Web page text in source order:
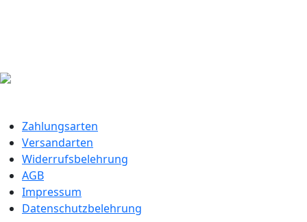
Zahlungsarten
Versandarten
Widerrufsbelehrung
AGB
Impressum
Datenschutzbelehrung